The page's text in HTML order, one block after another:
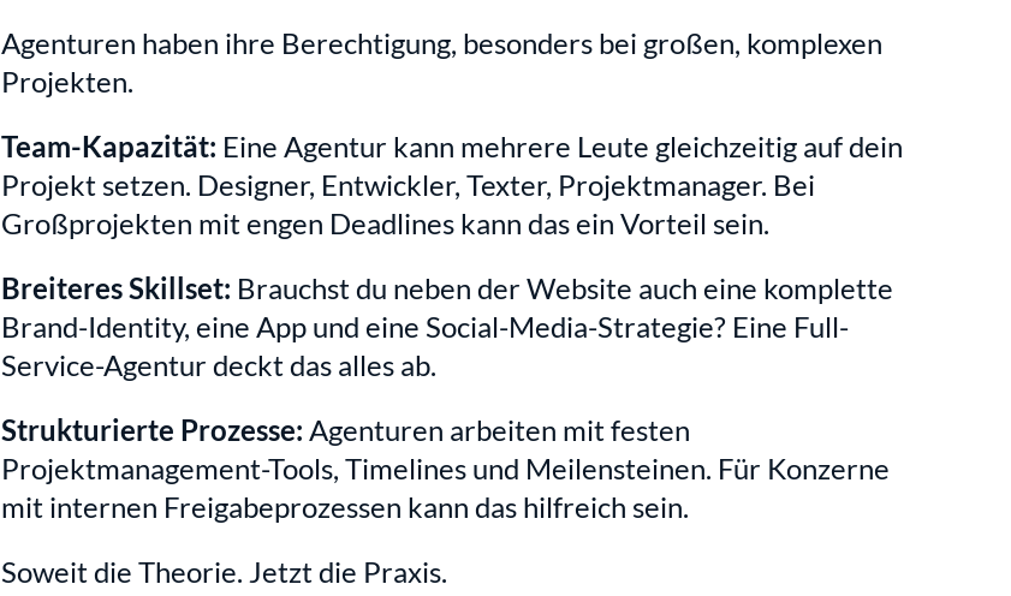
Agenturen haben ihre Berechtigung, besonders bei großen, komplexen
Projekten.
Team-Kapazität: Eine Agentur kann mehrere Leute gleichzeitig auf dein
Projekt setzen. Designer, Entwickler, Texter, Projektmanager. Bei
Großprojekten mit engen Deadlines kann das ein Vorteil sein.
Breiteres Skillset: Brauchst du neben der Website auch eine komplette
Brand-Identity, eine App und eine Social-Media-Strategie? Eine Full-
Service-Agentur deckt das alles ab.
Strukturierte Prozesse: Agenturen arbeiten mit festen
Projektmanagement-Tools, Timelines und Meilensteinen. Für Konzerne
mit internen Freigabeprozessen kann das hilfreich sein.
Soweit die Theorie. Jetzt die Praxis.